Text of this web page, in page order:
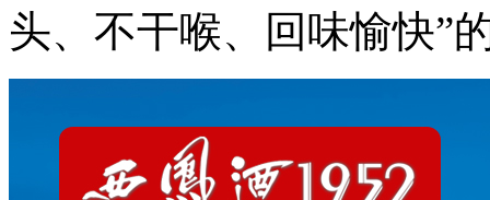
头、不干喉、回味愉快”